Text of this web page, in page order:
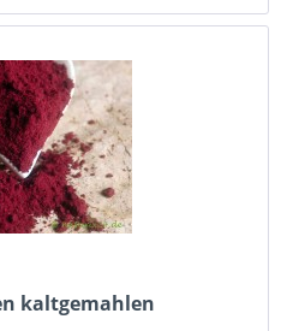
kaltgemahlen